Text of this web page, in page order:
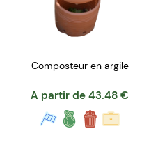
Composteur en argile
A partir de 43.48 €